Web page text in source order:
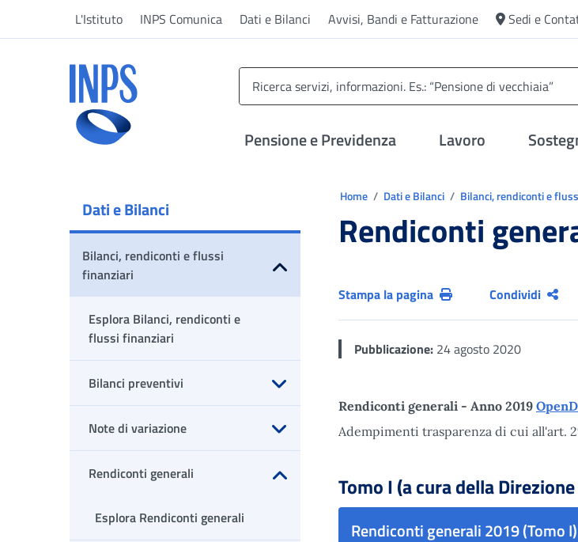
L'Istituto INPS Comunica Dati e Bilanci Avvisi, Bandi e Fatturazione Sedi e
Pensione e Previdenza Lavoro
Dati e Bilanci
Bilanci, rendiconti e flussi
finanziari
Apri sottomenu
Esplora Bilanci, rendiconti e
flussi finanziari
Bilanci preventivi
Apri sottomenu
Note di variazione
Apri sottomenu
Rendiconti generali
Esplora Rendiconti generali
Home Dati e Bilanci Bilanci, rendiconti e
Rendiconti
Stampa la pagina Condividi
Pubblicazione: 24 agosto 2020
Rendiconti generali - Anno 2019
Adempimenti trasparenza di cui all'art.
Tomo I (a cura della
Rendiconti generali 2019 (Tomo I)